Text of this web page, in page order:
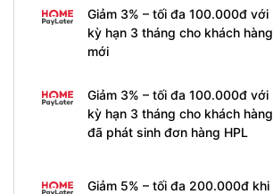
Giảm 3% – tối đa 100.000đ với
kỳ hạn 3 tháng cho khách hàng
mới
Giảm 3% – tối đa 100.000đ với
kỳ hạn 3 tháng cho khách hàng
đã phát sinh đơn hàng HPL
Giảm 5% – tối đa 200.000đ khi